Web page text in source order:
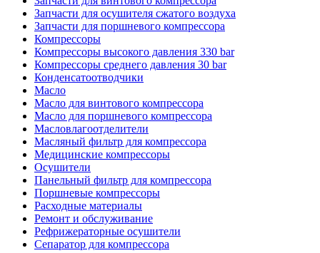
Запчасти для осушителя сжатого воздуха
Запчасти для поршневого компрессора
Компрессоры
Компрессоры высокого давления 330 bar
Компрессоры среднего давления 30 bar
Конденсатоотводчики
Масло
Масло для винтового компрессора
Масло для поршневого компрессора
Масловлагоотделители
Масляный фильтр для компрессора
Медицинские компрессоры
Осушители
Панельный фильтр для компрессора
Поршневые компрессоры
Расходные материалы
Ремонт и обслуживание
Рефрижераторные осушители
Сепаратор для компрессора